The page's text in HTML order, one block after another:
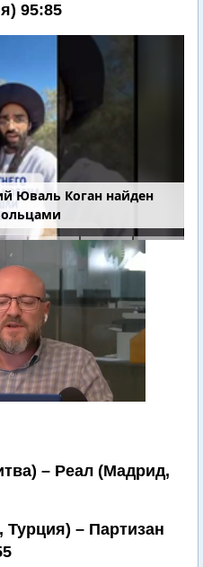
95:85
Юваль Коган найден
– Реал (Мадрид,
Турция) – Партизан